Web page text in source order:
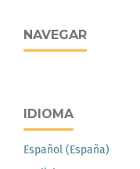
NAVEGAR
IDIOMA
Español (España)